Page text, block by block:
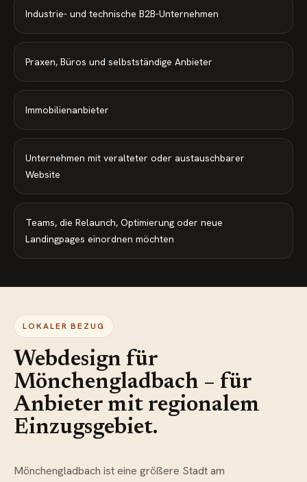
Industrie- und technische B2B-Unternehmen
Praxen, Büros und selbstständige Anbieter
Immobilienanbieter
Unternehmen mit veralteter oder austauschbarer
Website
Teams, die Relaunch, Optimierung oder neue
Landingpages einordnen möchten
LOKALER BEZUG
Webdesign für
Mönchengladbach – für
Anbieter mit regionalem
Einzugsgebiet.
Mönchengladbach ist eine größere Stadt am